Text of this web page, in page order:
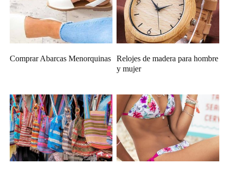
Comprar Abarcas Menorquinas
Relojes de madera para hombre
y mujer